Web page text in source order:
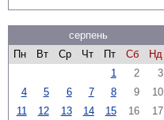
серпень
Пн
Вт Ср Чт Пт Сб
Нд
1
2
3
4
5 6 7 8 9
10
11
12 13 14 15 16
17